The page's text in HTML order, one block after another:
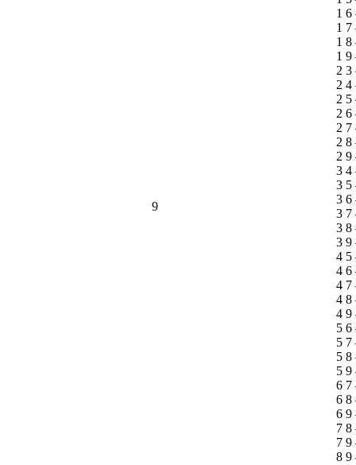
9
1 6
1 7
1 8
1 9
2 3
2 4
2 5
2 6
2 7
2 8
2 9
3 4
3 5
3 6
3 7
3 8
3 9
4 5
4 6
4 7
4 8
4 9
5 6
5 7
5 8
5 9
6 7
6 8
6 9
7 8
7 9
8 9